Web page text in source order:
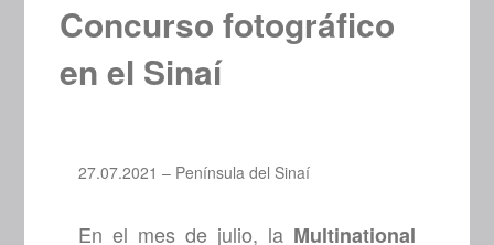
Concurso fotográfico
en el Sinaí
27.07.2021 – Península del Sinaí
En el mes de julio, la Multinational